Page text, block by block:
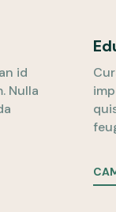
id
Nulla